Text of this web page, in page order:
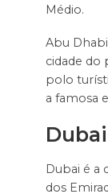
Médio.
Abu
cidade do
polo
a famosa
Dubai
Dubai é a
dos